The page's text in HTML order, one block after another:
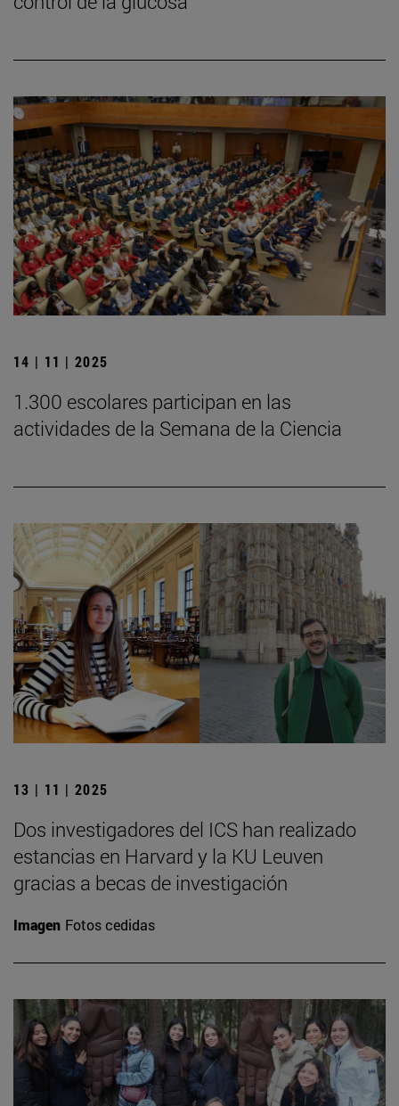
14 | 11 | 2025
1.300 escolares participan en las
actividades de la Semana de la Ciencia
13 | 11 | 2025
Dos investigadores del ICS han realizado
estancias en Harvard y la KU Leuven
gracias a becas de investigación
Imagen Fotos cedidas